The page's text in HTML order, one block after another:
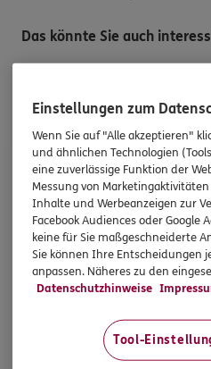
Das könnte Sie auch
Standorte
ERGO Versicherung Jan
Agentur für Gewerbethemen
Bertolt-Brecht-Allee 12
01309 Dresden
01522/2758139
Öffnungszeiten
Einstellungen zum
Wenn Sie auf "Alle akzeptieren"
und ähnlichen Technologien
eine zuverlässige Funktion der
Messung von
Inhalte und Werbeanzeigen zur
Facebook Audiences oder Google
keine für Sie maßgeschneiderte
Sie können Ihre Entscheidungen
anpassen. Näheres zu den
Datenschutzhinweise
Tool-